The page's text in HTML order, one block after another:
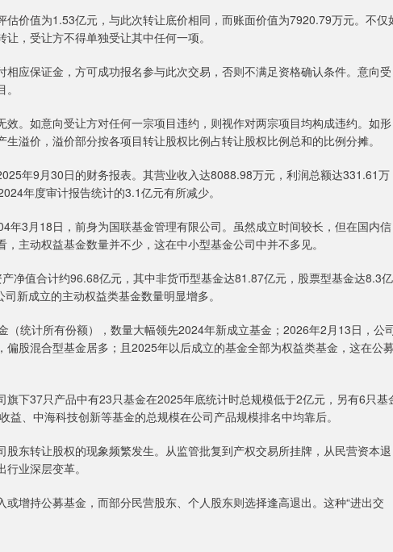
价值为1.53亿元，与此次转让底价相同，而账面价值为7920.79万元。不仅
，受让方不得单独受让其中任何一项。
应保证金，方可成功报名参与此次交易，否则不满足资格确认条件。意向受
。如意向受让方对任何一宗项目违约，则视作对两宗项目均构成违约。如形
溢价，溢价部分按各项目转让股权比例占转让股权比例总和的比例分摊。
年9月30日的财务报表。其营业收入达8088.98万元，利润总额达331.61万
年度审计报告统计的3.1亿元有所减少。
3月18日，前身为国联基金管理有限公司。虽然成立时间较长，但在国内信
主动权益基金数量并不少，这在中小型基金公司中并不多见。
值合计约96.68亿元，其中非货币型基金达81.87亿元，股票型基金达8.3亿
新成立的主动权益类基金数量明显增多。
统计所有份额），数量大幅领先2024年新成立基金；2026年2月13日，公
股混合型基金居多；且2025年以后成立的基金全部为权益类基金，这在公
下37只产品中有23只基金在2025年底统计时总规模低于2亿元，另有6只基
、中海科技创新等基金的总规模在公司产品规模排名中均靠后。
东转让股权的现象频繁发生。从监管批复到产权交易所挂牌，从民营资本退
业深层变革。
增持公募基金，而部分民营股东、个人股东则选择逢高退出。这种“进出交